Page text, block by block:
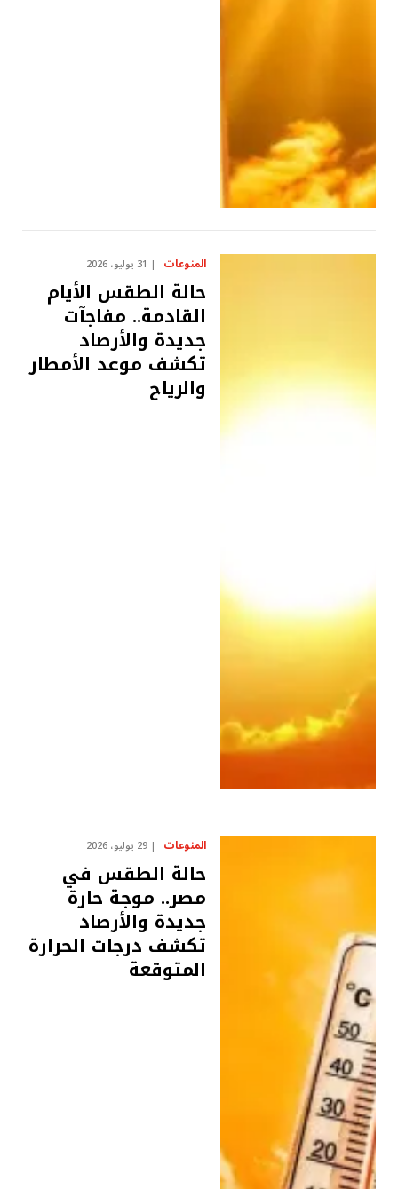
المنوعات 31 يوليو، 2026
حالة الطقس الأيام
القادمة.. مفاجآت
جديدة والأرصاد
تكشف موعد الأمطار
والرياح
المنوعات 29 يوليو، 2026
حالة الطقس في
مصر.. موجة حارة
جديدة والأرصاد
تكشف درجات الحرارة
المتوقعة